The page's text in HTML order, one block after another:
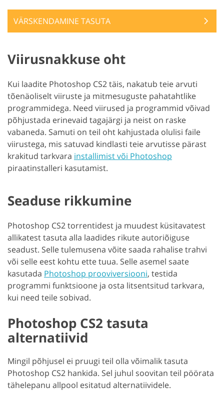
VÄRSKENDAMINE TASUTA
Viirusnakkuse oht
Kui laadite Photoshop CS2 täis, nakatub teie arvuti
tõenäoliselt viiruste ja mitmesuguste pahatahtlike
programmidega. Need viirused ja programmid võivad
põhjustada erinevaid tagajärgi ja neist on raske
vabaneda. Samuti on teil oht kahjustada olulisi faile
viirustega, mis satuvad kindlasti teie arvutisse pärast
krakitud tarkvara installimist või Photoshop
piraatinstalleri kasutamist.
Seaduse rikkumine
Photoshop CS2 torrentidest ja muudest küsitavatest
allikatest tasuta alla laadides rikute autoriõiguse
seadust. Selle tulemusena võite saada rahalise trahvi
või selle eest kohtu ette tuua. Selle asemel saate
kasutada Photoshop prooviversiooni, testida
programmi funktsioone ja osta litsentsitud tarkvara,
kui need teile sobivad.
Photoshop CS2 tasuta
alternatiivid
Mingil põhjusel ei pruugi teil olla võimalik tasuta
Photoshop CS2 hankida. Sel juhul soovitan teil pöörata
tähelepanu allpool esitatud alternatiividele.